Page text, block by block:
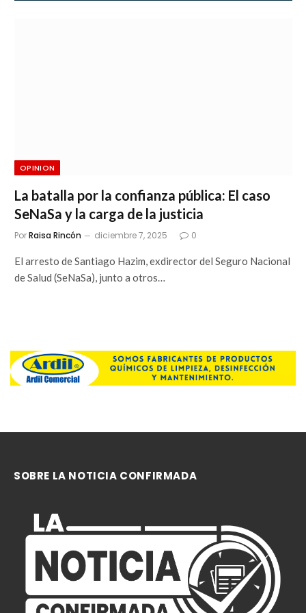
OPINION
La batalla por la confianza pública: El caso
SeNaSa y la carga de la justicia
PorRaisa Rincón diciembre 7, 2025 0
El arresto de Santiago Hazim, exdirector del Seguro Nacional
de Salud (SeNaSa), junto a otros…
SOBRE LA NOTICIA CONFIRMADA